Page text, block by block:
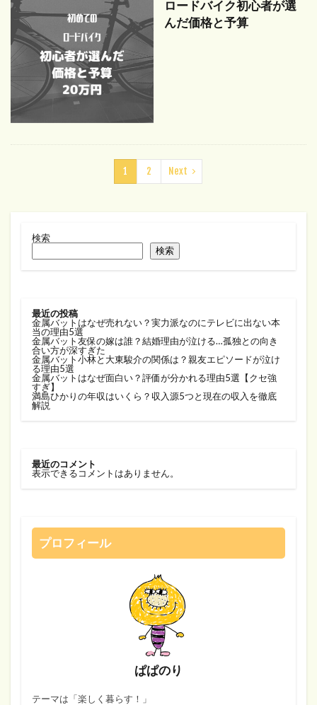
ロードバイク初心者が選
んだ価格と予算
1 2 Next
検索
検索
最近の投稿
金属バットはなぜ売れない？実力派なのにテレビに出ない本
当の理由5選
金属バット友保の嫁は誰？結婚理由が泣ける…孤独との向き
合い方が深すぎた
金属バット小林と大東駿介の関係は？親友エピソードが泣け
る理由5選
金属バットはなぜ面白い？評価が分かれる理由5選【クセ強
すぎ】
満島ひかりの年収はいくら？収入源5つと現在の収入を徹底
解説
最近のコメント
表示できるコメントはありません。
プロフィール
ぱぱのり
テーマは「楽しく暮らす！」